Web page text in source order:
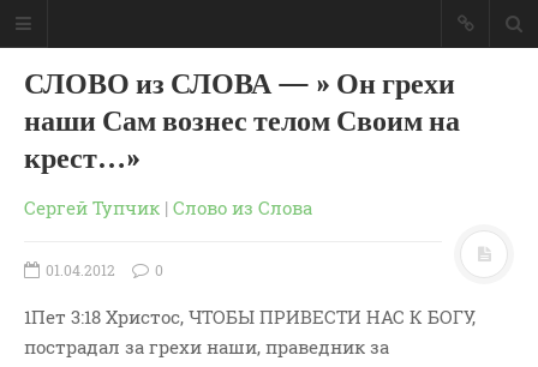
СЛОВО из СЛОВА — » Он грехи
наши Сам вознес телом Своим на
крест…»
Сергей Тупчик | Слово из Слова
01.04.2012 0
1Пет 3:18 Христос, ЧТОБЫ ПРИВЕСТИ НАС К БОГУ,
пострадал за грехи наши, праведник за